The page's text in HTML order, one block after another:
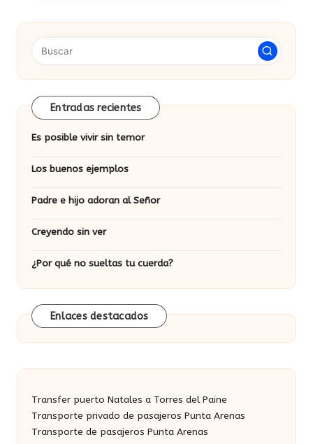
Entradas recientes
Es posible vivir sin temor
Los buenos ejemplos
Padre e hijo adoran al Señor
Creyendo sin ver
¿Por qué no sueltas tu cuerda?
Enlaces destacados
Transfer puerto Natales a Torres del Paine
Transporte privado de pasajeros Punta Arenas
Transporte de pasajeros Punta Arenas